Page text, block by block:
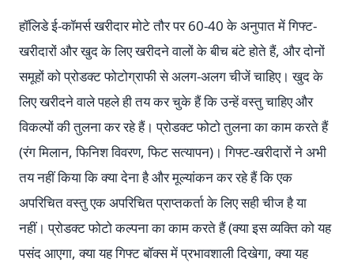
हॉलिडे ई-कॉमर्स खरीदार मोटे तौर पर 60-40 के अनुपात में गिफ्ट-
खरीदारों और खुद के लिए खरीदने वालों के बीच बंटे होते हैं, और दोनों
समूहों को प्रोडक्ट फोटोग्राफी से अलग-अलग चीजें चाहिए। खुद के
लिए खरीदने वाले पहले ही तय कर चुके हैं कि उन्हें वस्तु चाहिए और
विकल्पों की तुलना कर रहे हैं। प्रोडक्ट फोटो तुलना का काम करते हैं
(रंग मिलान, फिनिश विवरण, फिट सत्यापन)। गिफ्ट-खरीदारों ने अभी
तय नहीं किया कि क्या देना है और मूल्यांकन कर रहे हैं कि एक
अपरिचित वस्तु एक अपरिचित प्राप्तकर्ता के लिए सही चीज है या
नहीं। प्रोडक्ट फोटो कल्पना का काम करते हैं (क्या इस व्यक्ति को यह
पसंद आएगा, क्या यह गिफ्ट बॉक्स में प्रभावशाली दिखेगा, क्या यह